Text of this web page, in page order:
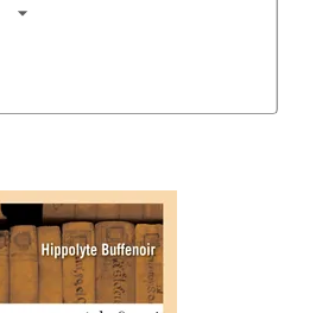
arrow_drop_down